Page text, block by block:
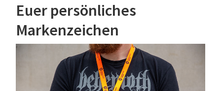
Euer persönliches
Markenzeichen